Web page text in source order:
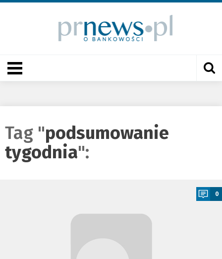
Tag "podsumowanie
tygodnia":
0